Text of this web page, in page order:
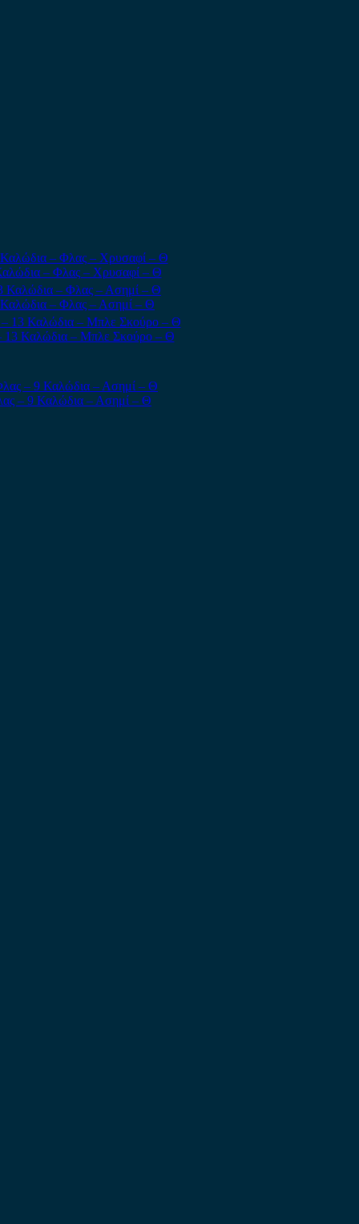
– Φλας – Χρυσαφί – Θ
Καλώδια – Φλας – Ασημί – Θ
13 Καλώδια – Μπλε Σκούρο – Θ
– 9 Καλώδια – Ασημί – Θ